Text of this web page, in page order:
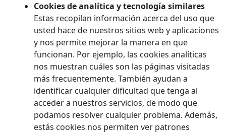
Cookies de analítica y tecnología similares
Estas recopilan información acerca del uso que
usted hace de nuestros sitios web y aplicaciones
y nos permite mejorar la manera en que
funcionan. Por ejemplo, las cookies analíticas
nos muestran cuáles son las páginas visitadas
más frecuentemente. También ayudan a
identificar cualquier dificultad que tenga al
acceder a nuestros servicios, de modo que
podamos resolver cualquier problema. Además,
estás cookies nos permiten ver patrones